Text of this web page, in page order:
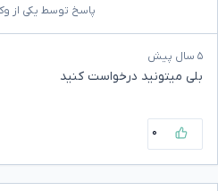
پاسخ توسط یکی از
۵ سال پیش
بلی میتونید درخواست کنید
۰